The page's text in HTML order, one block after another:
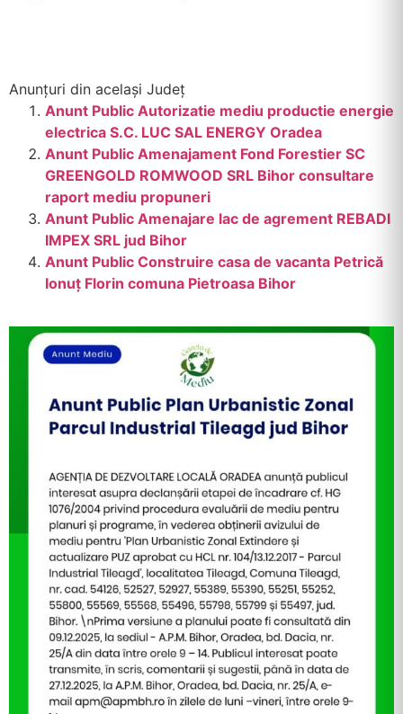
Anunțuri din același Județ
Anunt Public Autorizatie mediu productie energie
electrica S.C. LUC SAL ENERGY Oradea
Anunt Public Amenajament Fond Forestier SC
GREENGOLD ROMWOOD SRL Bihor consultare
raport mediu propuneri
Anunt Public Amenajare lac de agrement REBADI
IMPEX SRL jud Bihor
Anunt Public Construire casa de vacanta Petrică
Ionuț Florin comuna Pietroasa Bihor